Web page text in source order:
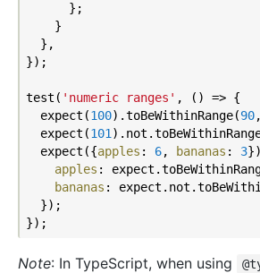
      };
    }
  },
});
test( 'numeric ranges' , () => {
  expect(
100).toBeWithinRange(90
  expect(
101
  expect({
apples : 6, bananas : 3
apples :
bananas :
  });
Note: In TypeScript, when using